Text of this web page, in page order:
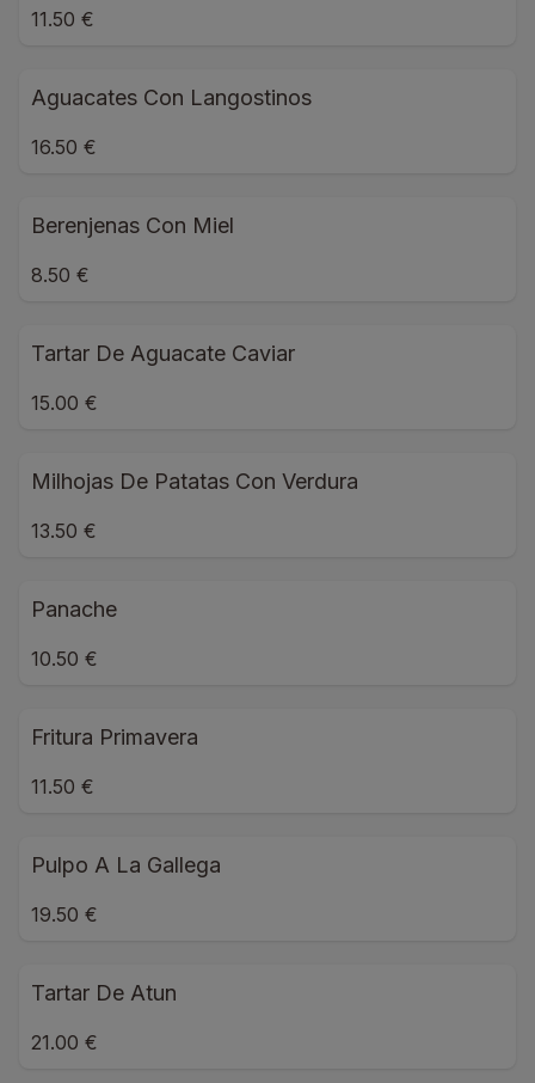
11.50 €
Aguacates Con Langostinos
16.50 €
Berenjenas Con Miel
8.50 €
Tartar De Aguacate Caviar
15.00 €
Milhojas De Patatas Con Verdura
13.50 €
Panache
10.50 €
Fritura Primavera
11.50 €
Pulpo A La Gallega
19.50 €
Tartar De Atun
21.00 €